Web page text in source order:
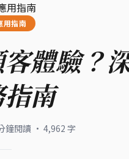
用指南
用指南
體驗？
南
鐘閱讀 · 4,962 字